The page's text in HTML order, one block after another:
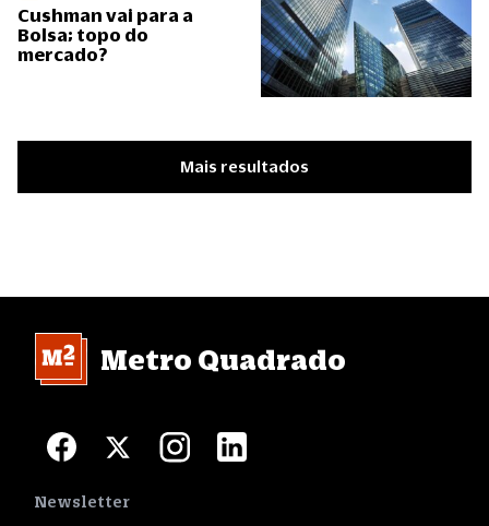
Cushman vai para a
Bolsa; topo do
mercado?
Mais resultados
Metro Quadrado
Newsletter